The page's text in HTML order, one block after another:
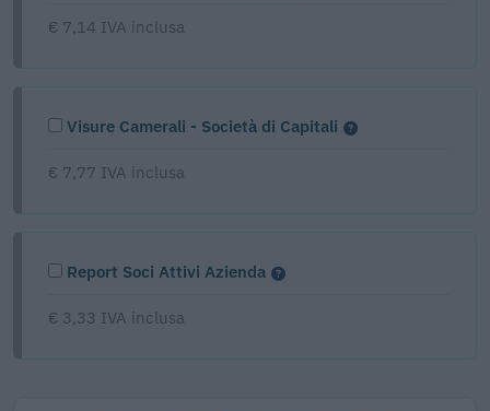
€ 7,14 IVA inclusa
Visure Camerali - Società di Capitali
€ 7,77 IVA inclusa
Report Soci Attivi Azienda
€ 3,33 IVA inclusa